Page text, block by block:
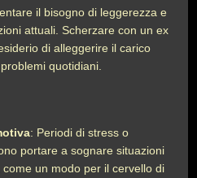
il bisogno di leggerezza e
attuali. Scherzare con un ex
di alleggerire il carico
quotidiani.
: Periodi di stress o
portare a sognare situazioni
un modo per il cervello di